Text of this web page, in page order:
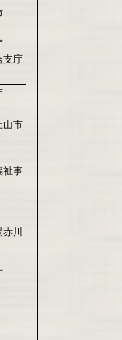
支庁
山市
祉事
川